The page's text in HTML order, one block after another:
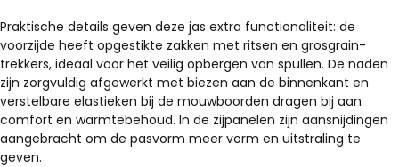
Praktische details geven deze jas extra functionaliteit: de
voorzijde heeft opgestikte zakken met ritsen en grosgrain-
trekkers, ideaal voor het veilig opbergen van spullen. De naden
zijn zorgvuldig afgewerkt met biezen aan de binnenkant en
verstelbare elastieken bij de mouwboorden dragen bij aan
comfort en warmtebehoud. In de zijpanelen zijn aansnijdingen
aangebracht om de pasvorm meer vorm en uitstraling te
geven.